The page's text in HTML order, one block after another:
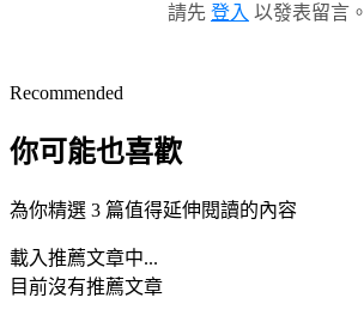
請先 登入 以發表留言。
Recommended
你可能也喜歡
為你精選 3 篇值得延伸閱讀的內容
載入推薦文章中...
目前沒有推薦文章